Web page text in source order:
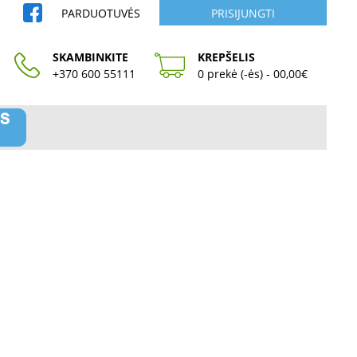
PARDUOTUVĖS PRISIJUNGTI
SKAMBINKITE
+370 600 55111
KREPŠELIS
0 prekė (-ės) - 00,00€